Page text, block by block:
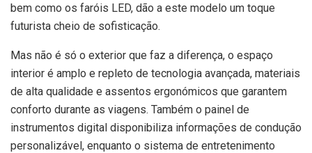
bem como os faróis LED, dão a este modelo um toque
futurista cheio de sofisticação.
Mas não é só o exterior que faz a diferença, o espaço
interior é amplo e repleto de tecnologia avançada, materiais
de alta qualidade e assentos ergonómicos que garantem
conforto durante as viagens. Também o painel de
instrumentos digital disponibiliza informações de condução
personalizável, enquanto o sistema de entretenimento